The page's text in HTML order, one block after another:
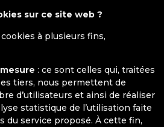
sur ce site web ?
à plusieurs fins,
: ce sont celles qui, traitées
tiers, nous permettent de
d’utilisateurs et ainsi de réaliser
statistique de l’utilisation faite
du service proposé. À cette fin,